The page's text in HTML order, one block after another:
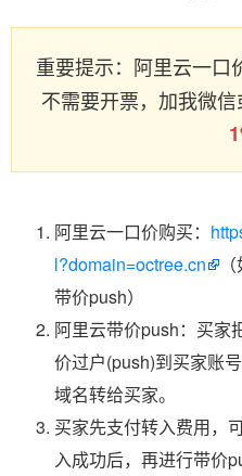
重要提示：阿里云一口
不需要开票，加我微
阿里云一口价购买：
l?domain=octree.cn
带价push）
阿里云带价push：买家
价过户(push)到买家账
域名转给买家。
买家先支付转入费用，
入成功后，再进行带价